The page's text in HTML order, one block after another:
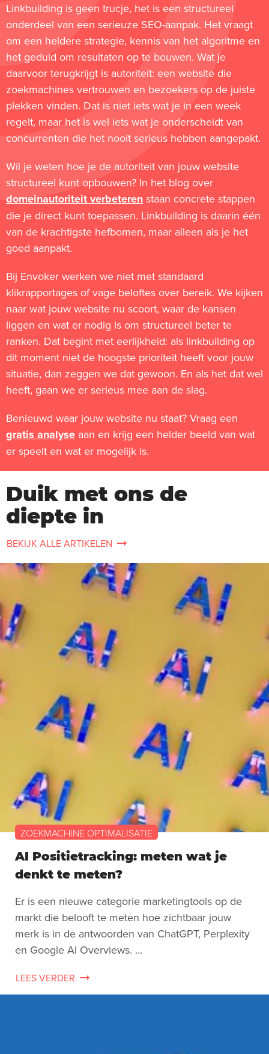
Linkbuilding is geen trucje, het is een structureel
onderdeel van een serieuze SEO-aanpak. Het vraagt
om een heldere strategie, kennis van het algoritme en
het geduld om resultaten op te bouwen. Wat je
daarvoor terugkrijgt is autoriteit: een website die
zoekmachines vertrouwen en bezoekers op de juiste
plekken vinden. Dat is niet iets wat je in een week
regelt, maar het is wel iets wat je onderscheidt van
concurrenten die het nooit serieus hebben aangepakt.
Wil je weten hoe je de autoriteit van jouw website
structureel kunt opbouwen? In het blog over
domeinautoriteit verbeteren staan concrete stappen
die je direct kunt toepassen. Linkbuilding is daarin één
van de krachtigste hefbomen, maar alleen als je het
goed aanpakt.
Bij Envoker werken we niet met standaard
klikrapportages of vage beloftes over bereik. We kijken
naar wat jouw website nu scoort, waar de kansen
liggen en wat er nodig is om structureel beter te
ranken. Dat begint met eerlijkheid: als linkbuilding op
dit moment niet de hoogste prioriteit heeft voor jouw
situatie, dan zeggen we dat gewoon. En als het dat wel
heeft, gaan we er serieus mee aan de slag.
Benieuwd waar jouw website nu staat? Vraag een
gratis analyse aan en krijg een helder beeld van wat
er speelt en wat er mogelijk is.
Duik met ons de
diepte in
BEKIJK ALLE ARTIKELEN
ZOEKMACHINE OPTIMALISATIE
AI Positietracking: meten wat je
denkt te meten?
Er is een nieuwe categorie marketingtools op de
markt die belooft te meten hoe zichtbaar jouw
merk is in de antwoorden van ChatGPT, Perplexity
en Google AI Overviews. ...
LEES VERDER